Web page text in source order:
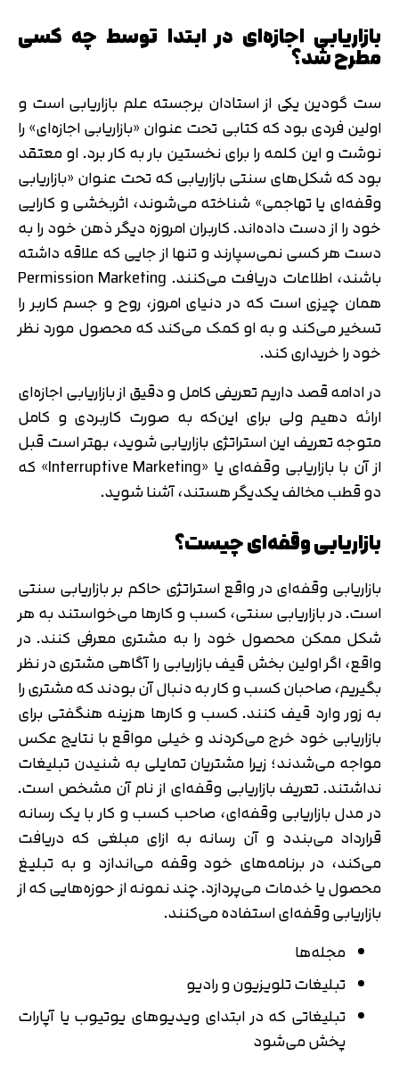
بازاریابی اجازه‌ای در ابتدا توسط چه کسی
مطرح شد؟
ست گودین یکی از استادان برجسته علم بازاریابی است و
اولین فردی بود که کتابی تحت عنوان «بازاریابی اجازه‌ای» را
نوشت و این کلمه را برای نخستین بار به کار برد. او معتقد
بود که شکل‌های سنتی بازاریابی که تحت عنوان «بازاریابی
وقفه‌ای یا تهاجمی» شناخته می‎‌شوند، اثربخشی و کارایی
خود را از دست داده‌اند. کاربران امروزه دیگر ذهن خود را به
دست هر کسی نمی‌سپارند و تنها از جایی که علاقه داشته
باشند، اطلاعات دریافت می‌کنند. Permission Marketing
همان چیزی است که در دنیای امروز، روح و جسم کاربر را
تسخیر می‌کند و به او کمک می‌کند که محصول مورد نظر
خود را خریداری کند.
در ادامه قصد داریم تعریفی کامل و دقیق از بازاریابی اجازه‌ای
ارائه دهیم ولی برای این‌که به صورت کاربردی و کامل
متوجه تعریف این استراتژی بازاریابی شوید، بهتر است قبل
از آن با بازاریابی وقفه‌ای یا «Interruptive Marketing» که
دو قطب مخالف یکدیگر هستند، آشنا شوید.
بازاریابی وقفه‌ای چیست؟
بازاریابی وقفه‌ای در واقع استراتژی حاکم بر بازاریابی سنتی
است. در بازاریابی سنتی، کسب و کارها می‌خواستند به هر
شکل ممکن محصول خود را به مشتری معرفی کنند. در
واقع، اگر اولین بخش قیف بازاریابی را آگاهی مشتری در نظر
بگیریم، صاحبان کسب و کار به دنبال آن بودند که مشتری را
به زور وارد قیف کنند. کسب و کارها هزینه هنگفتی برای
بازاریابی خود خرج می‌کردند و خیلی مواقع با نتایج عکس
مواجه می‌شدند؛ زیرا مشتریان تمایلی به شنیدن تبلیغات
نداشتند. تعریف بازاریابی وقفه‌ای از نام آن مشخص است.
در مدل بازاریابی وقفه‌ای، صاحب کسب و کار با یک رسانه
قرارداد می‌بندد و آن رسانه به ازای مبلغی که دریافت
می‌کند، در برنامه‌های خود وقفه می‌اندازد و به تبلیغ
محصول یا خدمات می‌پردازد. چند نمونه از حوزه‌هایی که از
بازاریابی وقفه‌ای استفاده می‌کنند.
مجله‌ها
تبلیغات تلویزیون و رادیو
تبلیغاتی که در ابتدای ویدیوهای یوتیوب یا آپارات
پخش می‌شود